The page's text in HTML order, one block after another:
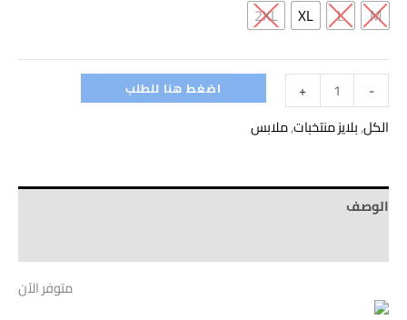
M
L
XL
2XL
-
+ اضغط هنا للطلب
الكل,بلايز منتخبات,ملابس
الوصف
متوفر الآن